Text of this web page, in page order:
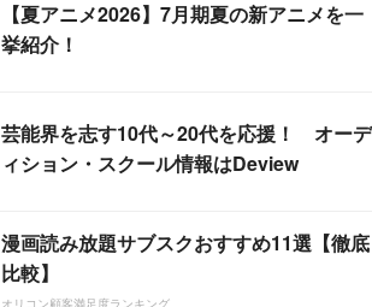
【夏アニメ2026】7月期夏の新アニメを一
挙紹介！
芸能界を志す10代～20代を応援！ オーデ
ィション・スクール情報はDeview
漫画読み放題サブスクおすすめ11選【徹底
比較】